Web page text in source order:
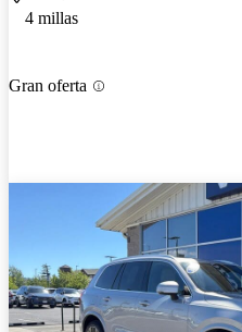
4 millas
Gran oferta